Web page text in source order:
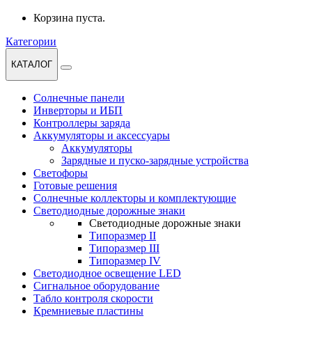
Корзина пуста.
Категории
КАТАЛОГ
Солнечные панели
Инверторы и ИБП
Контроллеры заряда
Аккумуляторы и аксессуары
Аккумуляторы
Зарядные и пуско-зарядные устройства
Светофоры
Готовые решения
Солнечные коллекторы и комплектующие
Светодиодные дорожные знаки
Светодиодные дорожные знаки
Типоразмер II
Типоразмер III
Типоразмер IV
Светодиодное освещение LED
Сигнальное оборудование
Табло контроля скорости
Кремниевые пластины